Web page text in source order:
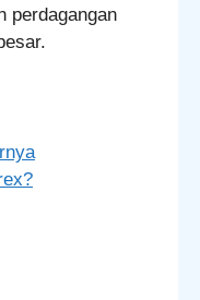
perdagangan